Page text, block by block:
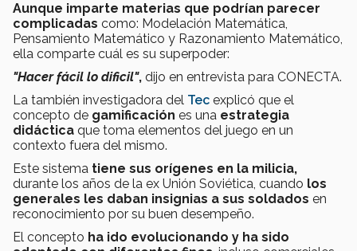
Aunque imparte materias que podrían parecer
complicadas como: Modelación Matemática,
Pensamiento Matemático y Razonamiento Matemático,
ella comparte cuál es su superpoder:
"Hacer fácil lo dificil", dijo en entrevista para CONECTA.
La también investigadora del Tec explicó que el
concepto de gamificación es una estrategia
didáctica que toma elementos del juego en un
contexto fuera del mismo.
Este sistema tiene sus orígenes en la milicia,
durante los años de la ex Unión Soviética, cuando los
generales les daban insignias a sus soldados en
reconocimiento por su buen desempeño.
El concepto ha ido evolucionando y ha sido